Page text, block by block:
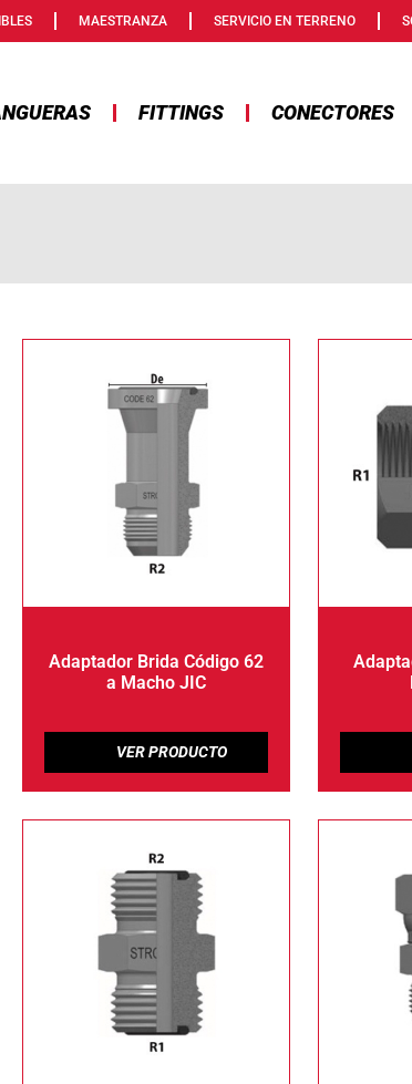
MAESTRANZA SERVICIO EN TERRENO
FITTINGS CONECTORES
Adaptador Brida Código 62
a Macho JIC